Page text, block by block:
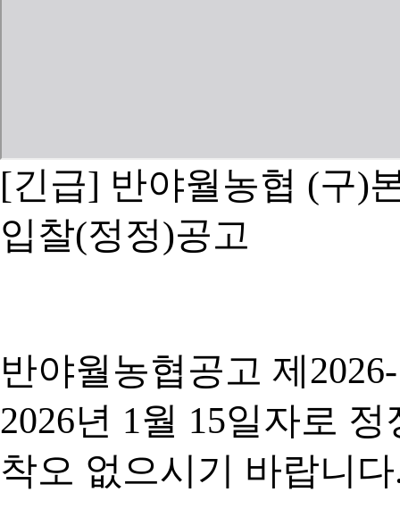
[긴급] 반야월농협 (구)
입찰(정정)공고
반야월농협공고 제
2026년 1월 15일자로 정
착오 없으시기 바랍니